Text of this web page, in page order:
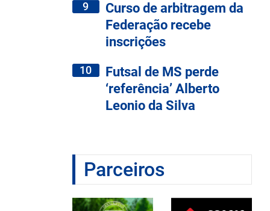
9
Curso de arbitragem da
Federação recebe
inscrições
10
Futsal de MS perde
‘referência’ Alberto
Leonio da Silva
Parceiros